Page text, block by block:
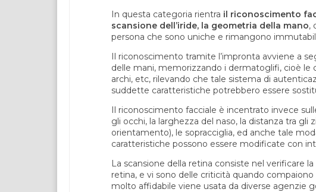
In questa categoria rientra il riconoscimento
scansione dell’iride, la geometria della mano,
persona che sono uniche e rimangono
Il riconoscimento tramite l’impronta avviene a
delle mani, memorizzando i dermatoglifi, cioè le
archi, etc, rilevando che tale sistema di
suddette caratteristiche potrebbero essere
Il riconoscimento facciale è incentrato invece
gli occhi, la larghezza del naso, la distanza tra gli
orientamento), le sopracciglia, ed anche tale
caratteristiche possono essere modificate con
La scansione della retina consiste nel verificare
retina, e vi sono delle criticità quando
molto affidabile viene usata da diverse agenzie